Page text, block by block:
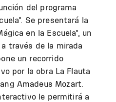
del programa
Se presentará la
en la Escuela", un
través de la mirada
un recorrido
por la obra La Flauta
Amadeus Mozart.
le permitirá a